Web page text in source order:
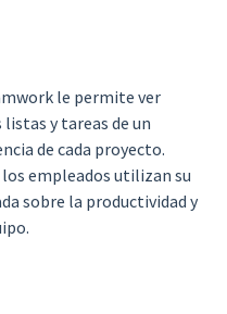
le permite ver
y tareas de un
de cada proyecto.
empleados utilizan su
sobre la productividad y